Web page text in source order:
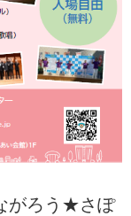
がろう★さぽ